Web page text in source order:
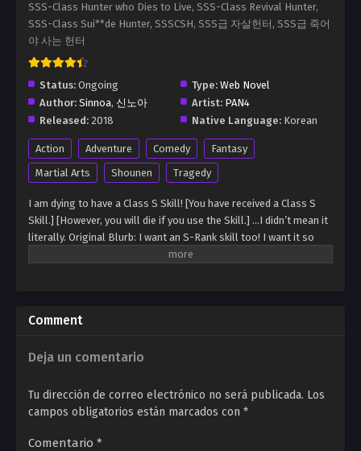
SSS-Class Hunter who Dies to Live, SSS-Class Revival Hunter,
SSS-Class Sui**de Hunter, SSSCSH, SSS급 자살헌터, SSS급 죽어
야 사는 헌터
Status: Ongoing Type: Web Novel
Author: Sinnoa, 신노아 Artist: PAN4
Released: 2018 Native Language: Korean
Action Adventure Comedy
Fantasy
Martial Arts
Shounen Tragedy
I am dying to have a Class S Skill! [You have received a Class S
Skill.] [However, you will die if you use the Skill.] …I didn’t mean it
literally. Original Blurb: I want an S-Rank skill too! I want it so
badly, I would even die for it! [You have awakened an S-Rank skill.]
Comment
Deja un comentario
Tu dirección de correo electrónico no será publicada. Los
campos obligatorios están marcados con *
Comentario *